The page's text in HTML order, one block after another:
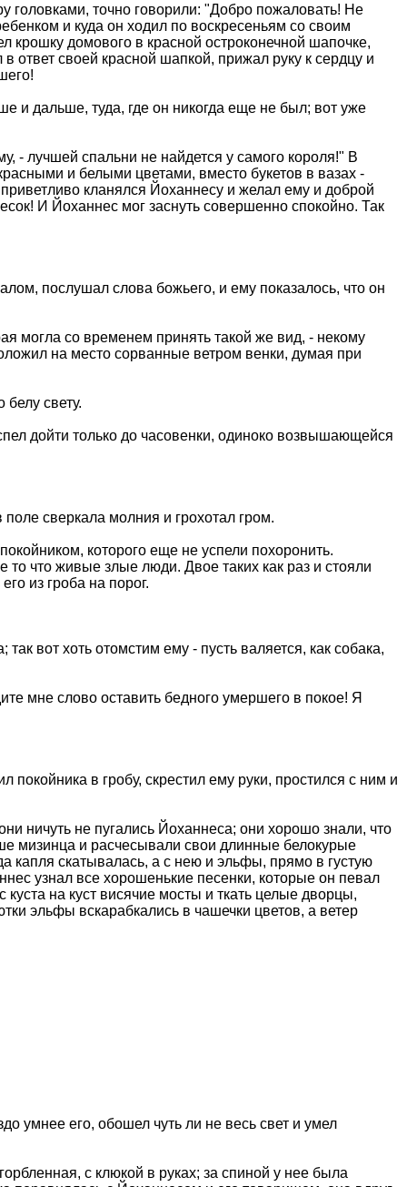
головками, точно говорили: "Добро пожаловать! Не
и куда он ходил по воскресеньям со своим
домового в красной остроконечной шапочке,
ответ своей красной шапкой, прижал руку к сердцу и
и дальше, туда, где он никогда еще не был; вот уже
- лучшей спальни не найдется у самого короля!" В
и белыми цветами, вместо букетов в вазах -
кланялся Йоханнесу и желал ему и доброй
И Йоханнес мог заснуть совершенно спокойно. Так
послушал слова божьего, и ему показалось, что он
могла со временем принять такой же вид, - некому
на место сорванные ветром венки, думая при
свету.
дойти только до часовенки, одиноко возвышающейся
сверкала молния и грохотал гром.
которого еще не успели похоронить.
то что живые злые люди. Двое таких как раз и стояли
из гроба на порог.
вот хоть отомстим ему - пусть валяется, как собака,
мне слово оставить бедного умершего в покое! Я
в гробу, скрестил ему руки, простился с ним и
ничуть не пугались Йоханнеса; они хорошо знали, что
мизинца и расчесывали свои длинные белокурые
капля скатывалась, а с нею и эльфы, прямо в густую
узнал все хорошенькие песенки, которые он певал
на куст висячие мосты и ткать целые дворцы,
эльфы вскарабкались в чашечки цветов, а ветер
умнее его, обошел чуть ли не весь свет и умел
с клюкой в руках; за спиной у нее была